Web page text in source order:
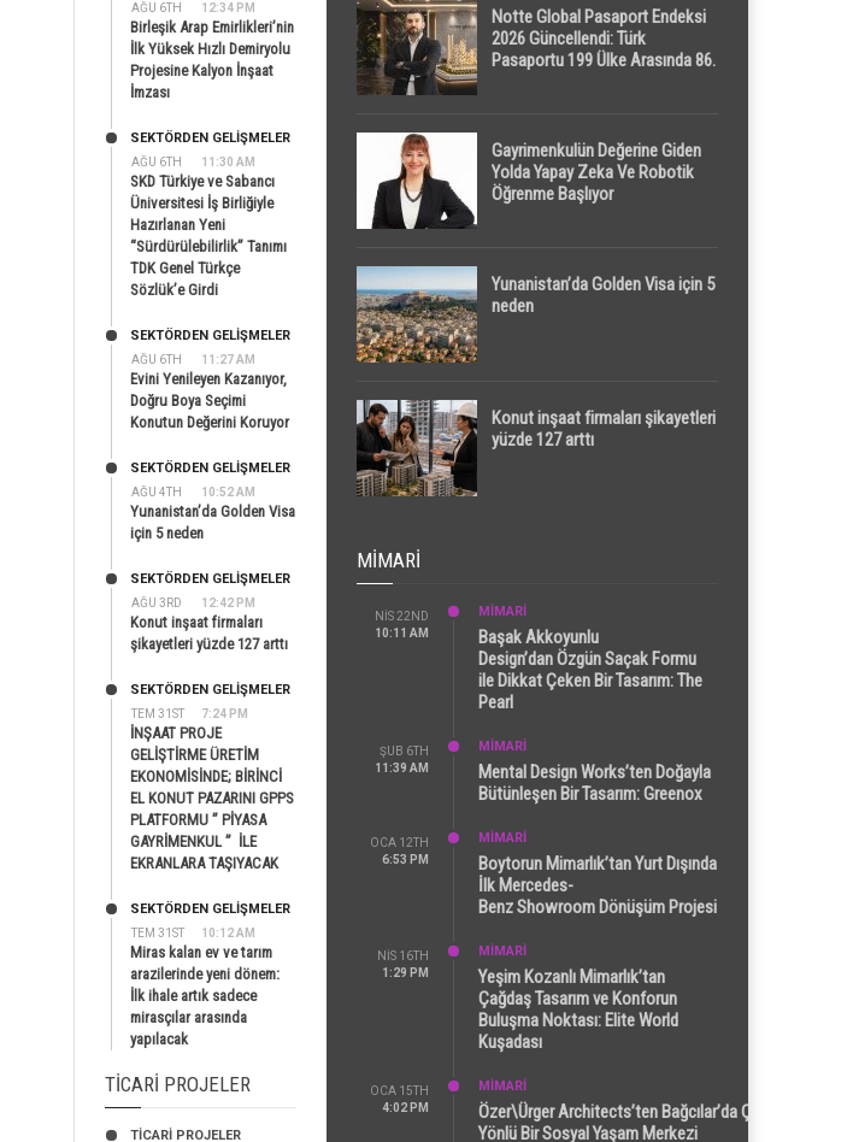
AĞU 6TH 12:34 PM
Birleşik Arap Emirlikleri’nin
İlk Yüksek Hızlı Demiryolu
Projesine Kalyon İnşaat
İmzası
AĞU 6TH 11:30 AM
SEKTÖRDEN GELIŞMELER
SKD Türkiye ve Sabancı
Üniversitesi İş Birliğiyle
Hazırlanan Yeni
“Sürdürülebilirlik” Tanımı
TDK Genel Türkçe
Sözlük’e Girdi
AĞU 6TH 11:27 AM
SEKTÖRDEN GELIŞMELER
Evini Yenileyen Kazanıyor,
Doğru Boya Seçimi
Konutun Değerini Koruyor
AĞU 4TH 10:52 AM
SEKTÖRDEN GELIŞMELER
Yunanistan’da Golden Visa
için 5 neden
AĞU 3RD 12:42 PM
SEKTÖRDEN GELIŞMELER
Konut inşaat firmaları
şikayetleri yüzde 127 arttı
TEM 31ST 7:24 PM
SEKTÖRDEN GELIŞMELER
İNŞAAT PROJE
GELİŞTİRME ÜRETİM
EKONOMİSİNDE; BİRİNCİ
EL KONUT PAZARINI GPPS
PLATFORMU ” PİYASA
GAYRİMENKUL ” İLE
EKRANLARA TAŞIYACAK
TEM 31ST 10:12 AM
SEKTÖRDEN GELIŞMELER
Miras kalan ev ve tarım
arazilerinde yeni dönem:
İlk ihale artık sadece
mirasçılar arasında
yapılacak
TICARI PROJELER
TİCARİ PROJELER
Notte Global Pasaport Endeksi
2026 Güncellendi: Türk
Pasaportu 199 Ülke Arasında 86.
Gayrimenkulün Değerine Giden
Yolda Yapay Zeka Ve Robotik
Öğrenme Başlıyor
Yunanistan’da Golden Visa için 5
neden
Konut inşaat firmaları şikayetleri
yüzde 127 arttı
MIMARI
NIS 22ND
10:11 AM
MİMARİ
Başak Akkoyunlu
Design’dan Özgün Saçak Formu
ile Dikkat Çeken Bir Tasarım: The
Pearl
ŞUB 6TH
11:39 AM
MİMARİ
Mental Design Works’ten Doğayla
Bütünleşen Bir Tasarım: Greenox
OCA 12TH
6:53 PM
MİMARİ
Boytorun Mimarlık’tan Yurt Dışında
İlk Mercedes-
Benz Showroom Dönüşüm Projesi
NIS 16TH
1:29 PM
MİMARİ
Yeşim Kozanlı Mimarlık’tan
Çağdaş Tasarım ve Konforun
Buluşma Noktası: Elite World
Kuşadası
OCA 15TH
4:02 PM
MİMARİ
Özer\Ürger Architects’ten Bağcılar’da Çok
Yönlü Bir Sosyal Yaşam Merkezi